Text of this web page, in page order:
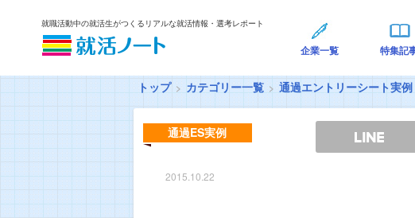
就職活動中の就活生がつくるリアルな就活情報・選考レポート
企業一覧 特集記
トップ カテゴリー一覧 通過エントリーシート実例
通過ES実例
2015.10.22